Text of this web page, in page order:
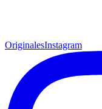
OriginalesInstagram